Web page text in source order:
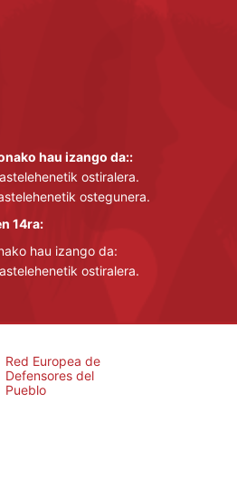
hau izango da::
ostiralera.
ostegunera.
14ra:
hau izango da:
ostiralera.
Red Europea de
Defensores del
Pueblo